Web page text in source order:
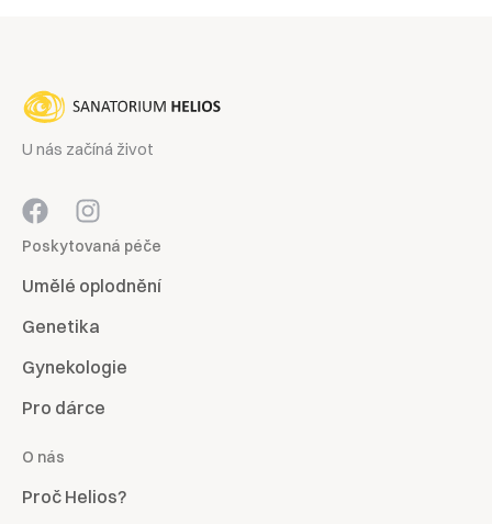
U nás začíná život
Poskytovaná péče
Umělé oplodnění
Genetika
Gynekologie
Pro dárce
O nás
Proč Helios?